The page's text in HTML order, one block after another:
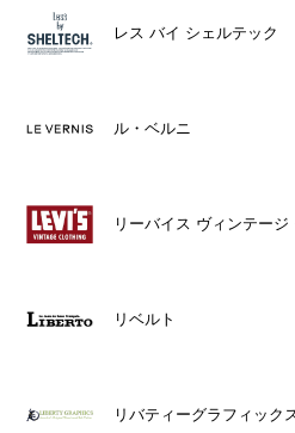
レス バイ シェルテック
ル・ベルニ
リーバイス ヴィンテー
リベルト
リバティーグラフィック